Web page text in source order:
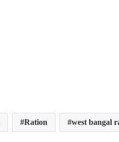
Ration west bangal